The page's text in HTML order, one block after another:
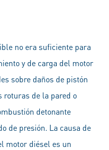
no era suficiente para
y de carga del motor
sobre daños de pistón
roturas de la pared o
detonante
de presión. La causa de
motor diésel es un